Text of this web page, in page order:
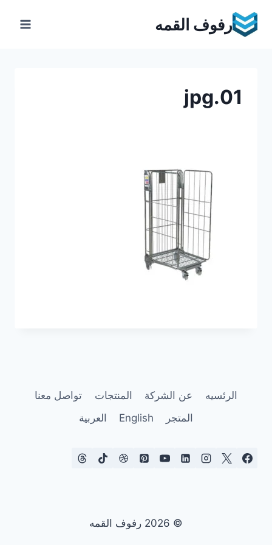
content
رفوف القمه
01.jpg
الرئسيه عن الشركة المنتجات
تواصل معنا
المتجر
English العربية
© 2026 رفوف القمه